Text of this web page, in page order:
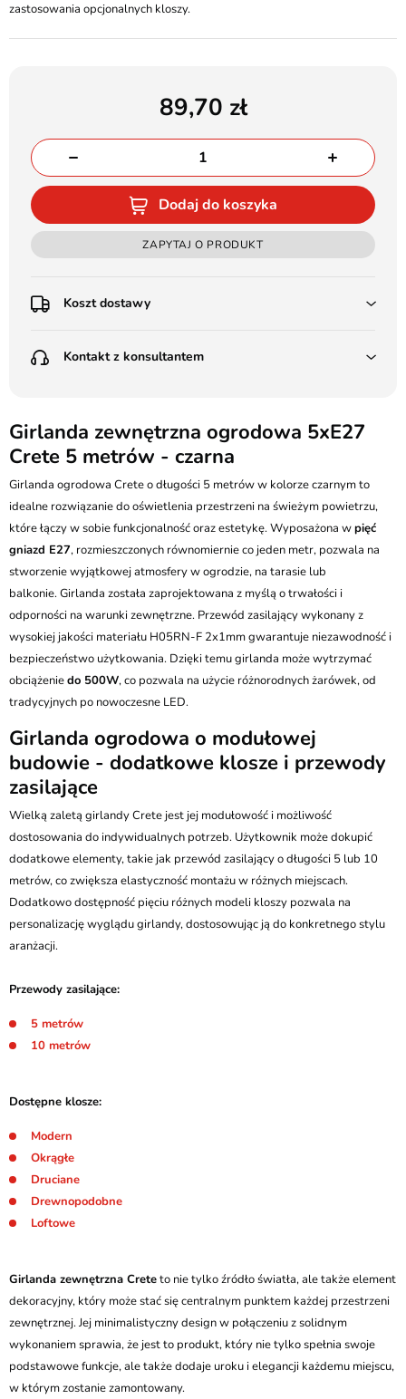
zastosowania opcjonalnych kloszy.
89,70
Dodaj do koszyka
ZAPYTAJ O PRODUKT
Koszt dostawy
Poczta Polska Kurier 48H - 11 zł
(od 1000 zł dla gabarytów, nie dotyczy produktów 3m)
Pobranie:
Poczta Polska Kurier 48H - 16 zł
Kurier GLS - 20 zł
Przesyłka Gabarytowa - 35 zł
Kontakt z konsultantem
Batalionów Chłopskich 12, 94-058 Łódź
506 336 320
kontakt@ledstyl.pl
Girlanda zewnętrzna ogrodowa 5xE27
Crete 5 metrów - czarna
Girlanda ogrodowa Crete o długości 5 metrów w kolorze czarnym to
idealne rozwiązanie do oświetlenia przestrzeni na świeżym powietrzu,
które łączy w sobie funkcjonalność oraz estetykę. Wyposażona wpięć
gniazd E27, rozmieszczonych równomiernie co jeden metr, pozwala na
stworzenie wyjątkowej atmosfery w ogrodzie, na tarasie lub
balkonie. Girlanda została zaprojektowana z myślą o trwałości i
odporności na warunki zewnętrzne. Przewód zasilający wykonany z
wysokiej jakości materiału H05RN-F 2x1mm gwarantuje niezawodność i
bezpieczeństwo użytkowania. Dzięki temu girlanda może wytrzymać
obciążeniedo 500W, co pozwala na użycie różnorodnych żarówek, od
tradycyjnych po nowoczesne LED.
Girlanda ogrodowa o modułowej
budowie - dodatkowe klosze i przewody
zasilające
Wielką zaletą girlandy Crete jest jej modułowość i możliwość
dostosowania do indywidualnych potrzeb. Użytkownik może dokupić
dodatkowe elementy, takie jak przewód zasilający o długości 5 lub 10
metrów, co zwiększa elastyczność montażu w różnych miejscach.
Dodatkowo dostępność pięciu różnych modeli kloszy pozwala na
personalizację wyglądu girlandy, dostosowując ją do konkretnego stylu
aranżacji.
Przewody zasilające:
5 metrów
10 metrów
Dostępne klosze:
Modern
Okrągłe
Druciane
Drewnopodobne
Loftowe
Girlanda zewnętrzna Creteto nie tylko źródło światła, ale także element
dekoracyjny, który może stać się centralnym punktem każdej przestrzeni
zewnętrznej. Jej minimalistyczny design w połączeniu z solidnym
wykonaniem sprawia, że jest to produkt, który nie tylko spełnia swoje
podstawowe funkcje, ale także dodaje uroku i elegancji każdemu miejscu,
w którym zostanie zamontowany.